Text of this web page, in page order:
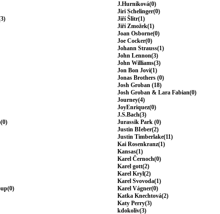
J.Hurníková(0)
Jiri Schelinger(0)
Jiří Šlitr(1)
Jiří Zmožek(1)
Joan Osborne(0)
Joe Cocker(0)
Johann Strauss(1)
John Lennon(3)
John Williams(3)
Jon Bon Jovi(1)
Jonas Brothers (0)
Josh Groban (18)
Josh Groban & Lara Fabian(0)
Journey(4)
JoyEnriquez(0)
J.S.Bach(3)
Jurassik Park (0)
Justin BIeber(2)
Justin Timberlake(11)
Kai Rosenkranz(1)
Kansas(1)
Karel Černoch(0)
Karel gott(2)
Karel Kryl(2)
Karel Svovoda(1)
Karel Vágner(0)
Katka Knechtová(2)
Katy Perry(3)
kdokoliv(3)